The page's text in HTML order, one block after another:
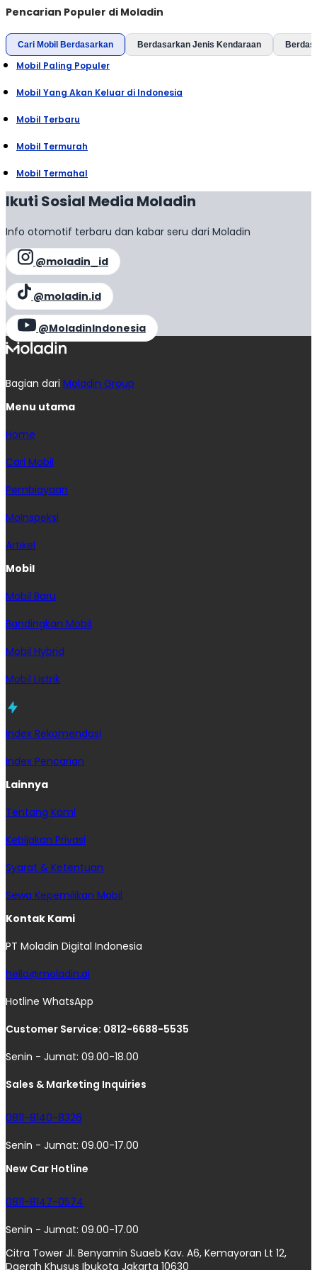
Pencarian Populer di Moladin
Cari Mobil Berdasarkan Berdasarkan Jenis Kendaraan
Mobil Paling Populer
Mobil Yang Akan Keluar di Indonesia
Mobil Terbaru
Mobil Termurah
Mobil Termahal
Ikuti Sosial Media Moladin
Info otomotif terbaru dan kabar seru dari Moladin
@moladin_id
@moladin.id
@MoladinIndonesia
Bagian dari Moladin Group
Menu utama
Home
Cari Mobil
Pembiayaan
MoInspeksi
Artikel
Mobil
Mobil Baru
Bandingkan Mobil
Mobil Hybrid
Mobil Listrik
Index Rekomendasi
Index Pencarian
Lainnya
Tentang Kami
Kebijakan Privasi
Syarat & Ketentuan
Sewa Kepemilikan Mobil
Kontak Kami
PT Moladin Digital Indonesia
hello@moladin.ai
Hotline WhatsApp
Customer Service: 0812-6688-5535
Senin - Jumat: 09.00-18.00
Sales & Marketing Inquiries
0811-8140-8326
Senin - Jumat: 09.00-17.00
New Car Hotline
0811-8147-0574
Senin - Jumat: 09.00-17.00
Citra Tower Jl. Benyamin Suaeb Kav. A6, Kemayoran Lt 12,
Daerah Khusus Ibukota Jakarta 10630